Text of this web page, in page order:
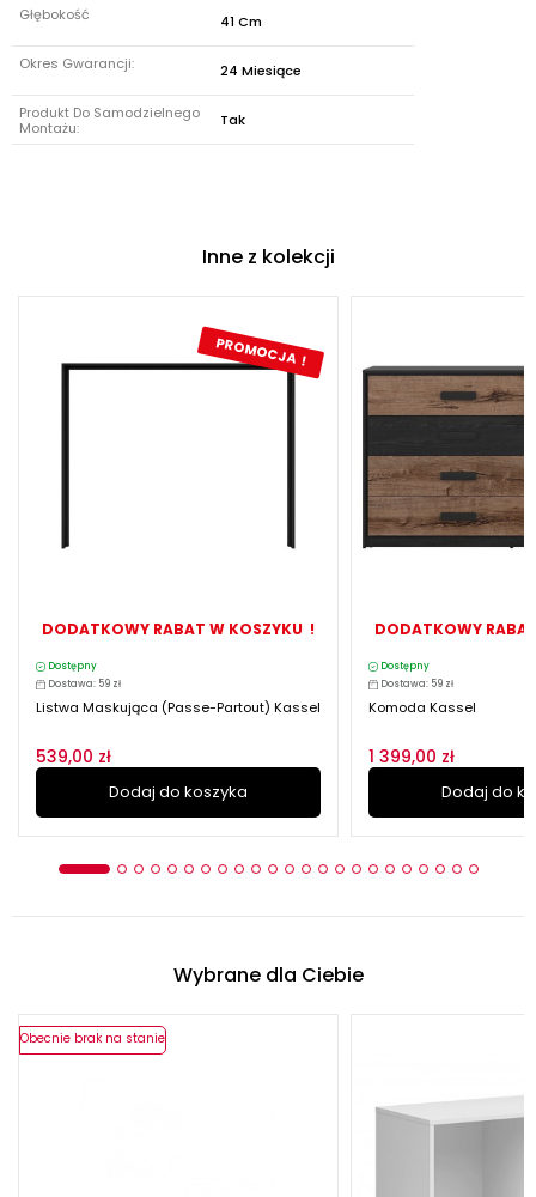
Głębokość 41 Cm
Okres Gwarancji: 24 Miesiące
Produkt Do Samodzielnego
Montażu:
Tak
Inne z kolekcji
PROMOCJA !
DODATKOWY RABAT W KOSZYKU !
Dostępny
Dostawa: 59 zł
Listwa Maskująca (passe-Partout) Kassel
539,00 zł
Dodaj do koszyka
DODATKOWY
Dostępny
Dostawa: 59 zł
Komoda Kassel
1 399,00 zł
Dodaj do
Wybrane dla Ciebie
Obecnie brak na stanie